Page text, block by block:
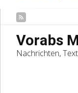
Vorabs
Nachrichten,